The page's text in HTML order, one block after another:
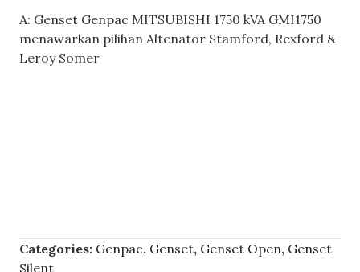
A: Genset Genpac MITSUBISHI 1750 kVA GMI1750
menawarkan pilihan Altenator Stamford, Rexford &
Leroy Somer
Categories: Genpac, Genset, Genset Open, Genset
Silent